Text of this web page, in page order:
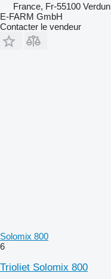
France, Fr-55100 Verdun
E-FARM GmbH
Contacter le vendeur
Solomix 800
6
Trioliet Solomix 800